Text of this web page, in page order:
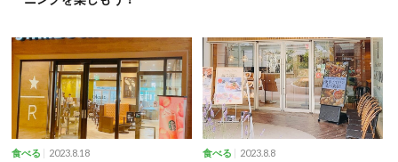
食べる 2023.8.18 食べる 2023.8.8